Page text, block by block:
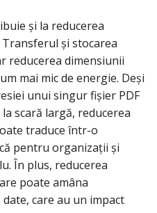
și la reducerea
și stocarea
reducerea dimensiunii
mai mic de energie. Deși
unui singur fișier PDF
scară largă, reducerea
traduce într-o
pentru organizații și
În plus, reducerea
poate amâna
care au un impact